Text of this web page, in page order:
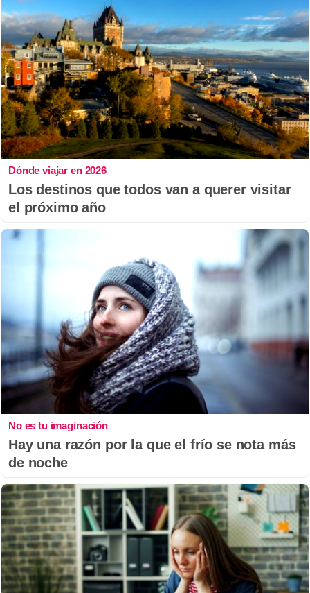
Dónde viajar en 2026
Los destinos que todos van a querer visitar
el próximo año
No es tu imaginación
Hay una razón por la que el frío se nota más
de noche